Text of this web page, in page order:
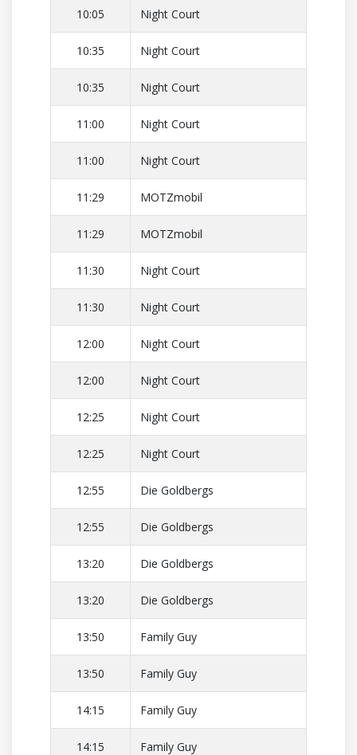
10:05 Night Court
10:35 Night Court
10:35 Night Court
11:00 Night Court
11:00 Night Court
11:29 MOTZmobil
11:29 MOTZmobil
11:30 Night Court
11:30 Night Court
12:00 Night Court
12:00 Night Court
12:25 Night Court
12:25 Night Court
12:55 Die Goldbergs
12:55 Die Goldbergs
13:20 Die Goldbergs
13:20 Die Goldbergs
13:50 Family Guy
13:50 Family Guy
14:15 Family Guy
14:15 Family Guy